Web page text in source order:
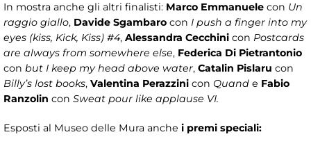
In mostra anche gli altri finalisti: Marco Emmanuele con Un
raggio giallo, Davide Sgambaro con I push a finger into my
eyes (kiss, Kick, Kiss) #4, Alessandra Cecchini con Postcards
are always from somewhere else, Federica Di Pietrantonio
con but I keep my head above water, Catalin Pislaru con
Billy’s lost books, Valentina Perazzini con Quand e Fabio
Ranzolin con Sweat pour like applause VI.
Esposti al Museo delle Mura anche i premi speciali: